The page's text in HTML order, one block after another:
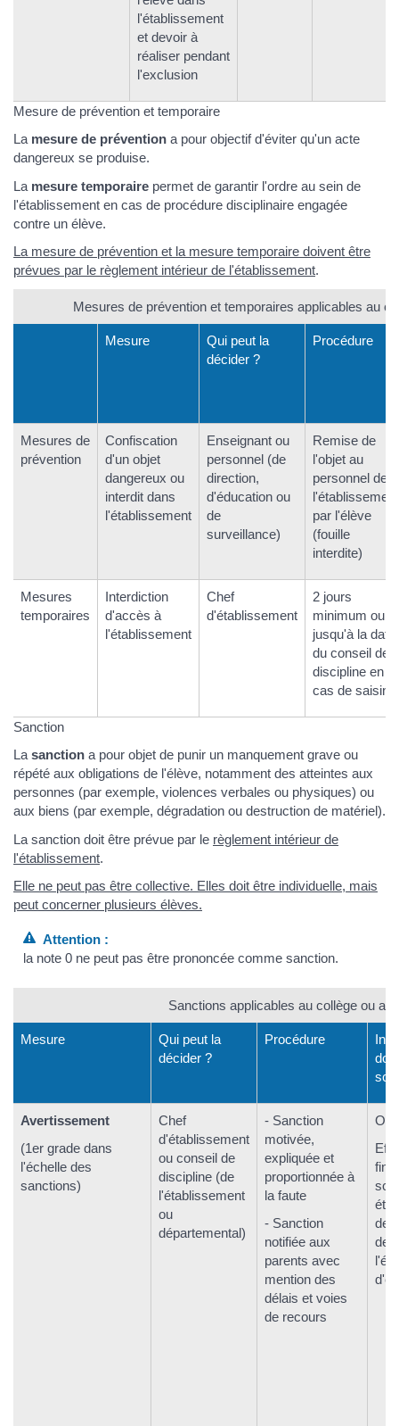
l'établissement
et devoir à
réaliser pendant
l'exclusion
Mesure de prévention et temporaire
La mesure de prévention a pour objectif d'éviter qu'un acte
dangereux se produise.
La mesure temporaire permet de garantir l'ordre au sein de
l'établissement en cas de procédure disciplinaire engagée
contre un élève.
La mesure de prévention et la mesure temporaire doivent être
prévues par le règlement intérieur de l'établissement.
Mesures de prévention et temporaires applicables au
Mesure
Qui peut la
décider ?
Procédure
Mesures de
prévention
Confiscation
d'un objet
dangereux ou
interdit dans
l'établissement
Enseignant ou
personnel (de
direction,
d'éducation ou
de
surveillance)
Remise de
l'objet au
personnel de
l'établissement
par l'élève
(fouille
interdite)
Mesures
temporaires
Interdiction
d'accès à
l'établissement
Chef
d'établissement
2 jours
minimum ou
jusqu'à la date
du conseil de
discipline en
cas de saisine
Sanction
La sanction a pour objet de punir un manquement grave ou
répété aux obligations de l'élève, notamment des atteintes aux
personnes (par exemple, violences verbales ou physiques) ou
aux biens (par exemple, dégradation ou destruction de matériel).
La sanction doit être prévue par le règlement intérieur de
l'établissement.
Elle ne peut pas être collective. Elles doit être individuelle, mais
peut concerner plusieurs élèves.
Attention :
la note 0 ne peut pas être prononcée comme sanction.
Sanctions applicables au collège ou au
Mesure
Qui peut la
décider ?
Procédure
Avertissement
(1er grade dans
l'échelle des
sanctions)
Chef
d'établissement
ou conseil de
discipline (de
l'établissement
ou
départemental)
- Sanction
motivée,
expliquée et
proportionnée à
la faute
- Sanction
notifiée aux
parents avec
mention des
délais et voies
de recours
Oui.
fin